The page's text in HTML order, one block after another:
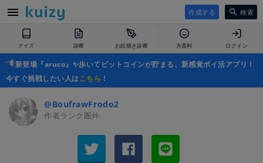
作成する 検索
クイズ 診断 お絵描き診断 大喜利 ログイン
新登場『aruco』✨歩いてビットコインが貯まる、新感覚ポイ活アプリ！
今すぐ挑戦したい人はこちら ！
@BoufrawFrodo2
作者ランク圏外